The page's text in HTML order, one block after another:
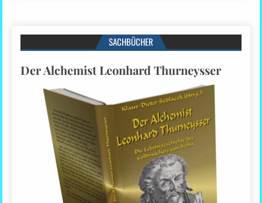
SACHBÜCHER
Der Alchemist Leonhard Thurneysser